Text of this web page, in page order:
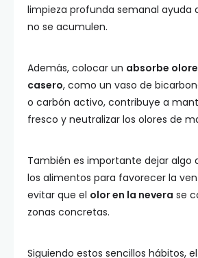
limpieza profunda semanal ayuda
no se acumulen.
Además, colocar un absorbe
casero, como un vaso de
o carbón activo, contribuye a
fresco y neutralizar los olores de
También es importante dejar algo
los alimentos para favorecer la
evitar que el olor en la nevera se
zonas concretas.
Siguiendo estos sencillos hábitos,